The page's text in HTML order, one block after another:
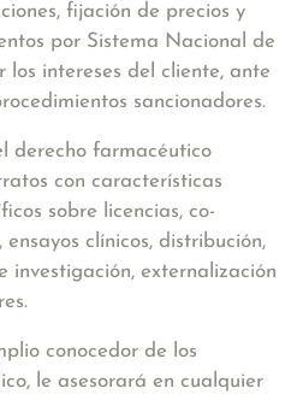
fijación de precios y
por Sistema Nacional de
los intereses del cliente, ante
sancionadores.
derecho farmacéutico
con características
sobre licencias, co-
clínicos, distribución,
investigación, externalización
conocedor de los
, le asesorará en cualquier